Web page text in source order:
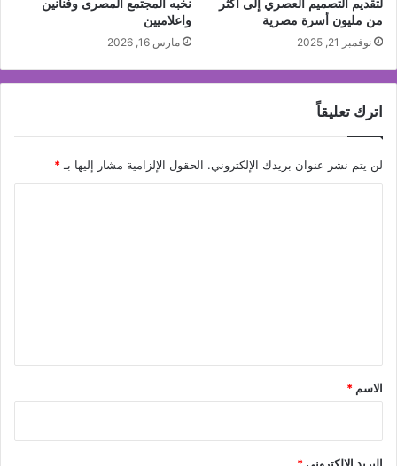
لتقديم التصميم العصري إلى أكثر
من مليون أسرة مصرية
نوفمبر 21, 2025
نخبه المجتمع المصرى وفنانين
واعلاميين
مارس 16, 2026
اترك تعليقاً
لن يتم نشر عنوان بريدك الإلكتروني. الحقول الإلزامية مشار إليها بـ *
*
الاسم *
البريد الإلكتروني *